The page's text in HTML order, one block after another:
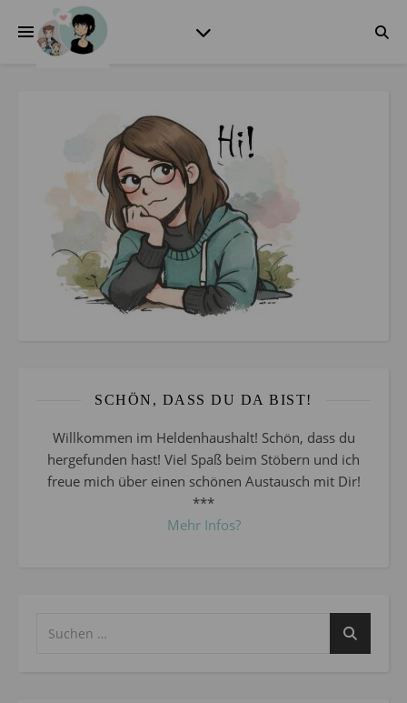
SCHÖN, DASS DU DA BIST!
Willkommen im Heldenhaushalt! Schön, dass du
hergefunden hast! Viel Spaß beim Stöbern und ich
freue mich über einen schönen Austausch mit Dir!
***
Mehr Infos?